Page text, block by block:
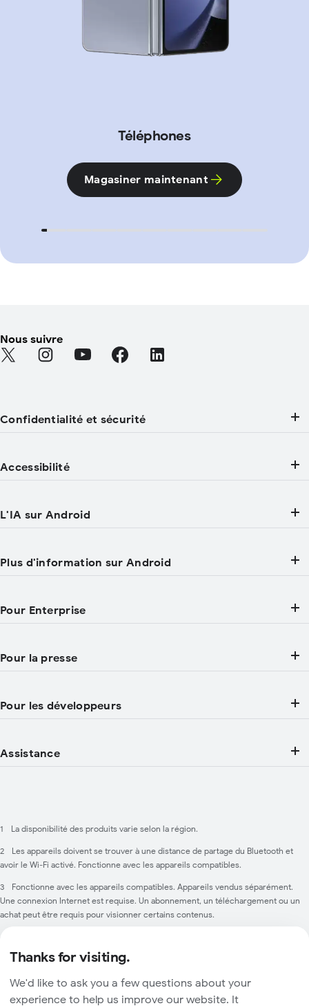
Téléphones
Magasiner maintenant
Nous suivre
Find Android on Twitter (S'ouvre dans un nouvel onglet)
Find Android on Instagram (S'ouvre dans un nouvel
Find Android on YouTube (S'ouvre dans un
Find Android on Facebook (S'ouvre
Find Android on LinkedIn
Confidentialité et sécurité
Accessibilité
L'IA sur Android
Plus d'information sur Android
Pour Enterprise
Pour la presse
Pour les développeurs
Assistance
1 La disponibilité des produits varie selon la région.
2
Les appareils doivent se trouver à une distance de partage du Bluetooth et
avoir le Wi-Fi activé. Fonctionne avec les appareils compatibles.
3
Fonctionne avec les appareils compatibles. ​Appareils vendus séparément.
Une connexion Internet est requise. Un abonnement, un téléchargement ou un
achat peut être requis pour visionner certains contenus.
version ultérieure. Appareils vendus séparément. Association rapide nécessite
Bluetooth.
Politique de confidentialité
Thanks for visiting.
We'd like to ask you a few questions about your
experience to help us improve our website. It